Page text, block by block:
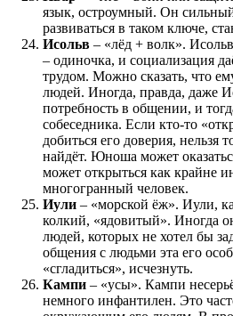
язык, остроумный. Он
развиваться в таком ключе,
Исольв – «лёд + волк».
– одиночка, и социализация
трудом. Можно сказать, что
людей. Иногда, правда, даже
потребность в общении, и
собеседника. Если кто-то
добиться его доверия, нельзя
найдёт. Юноша может
может открыться как крайне
многогранный человек.
Иули – «морской ёж». Иули,
колкий, «ядовитый». Иногда
людей, которых не хотел бы
общения с людьми эта его
«сгладиться», исчезнуть.
Кампи – «усы». Кампи
немного инфантилен. Это